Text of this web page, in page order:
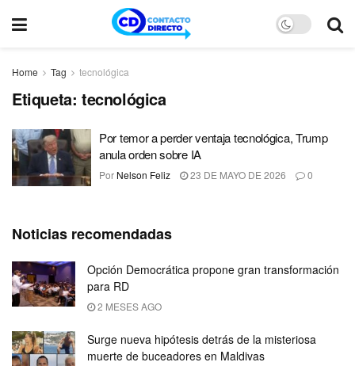
Home Tag tecnológica
Etiqueta: tecnológica
Por temor a perder ventaja tecnológica, Trump
anula orden sobre IA
Por Nelson Feliz 23 DE MAYO DE 2026 0
Noticias recomendadas
Opción Democrática propone gran transformación
para RD
2 MESES AGO
Surge nueva hipótesis detrás de la misteriosa
muerte de buceadores en Maldivas